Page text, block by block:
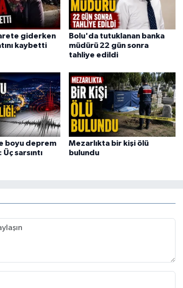
giderken
kaybetti
Bolu'da tutuklanan banka
müdürü 22 gün sonra
tahliye edildi
boyu deprem
sarsıntı
Mezarlıkta bir kişi ölü
bulundu